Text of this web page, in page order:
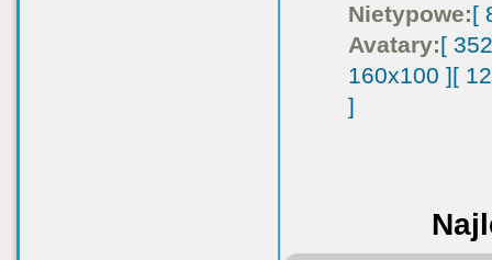
Nietypowe:[
Avatary:[
160x100 ][
]